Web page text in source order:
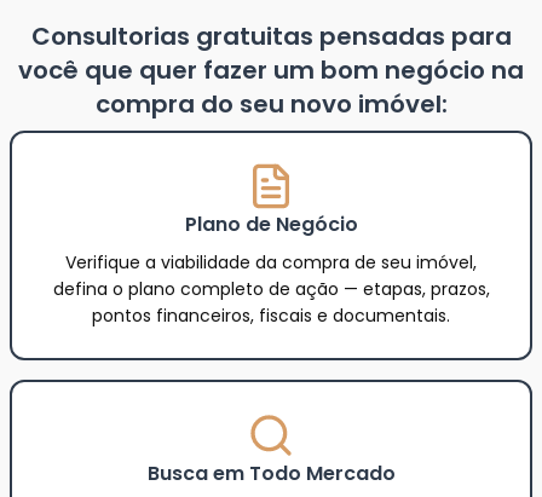
Consultorias gratuitas pensadas para
você que quer fazer um bom negócio na
compra do seu novo imóvel:
Plano de Negócio
Verifique a viabilidade da compra de seu imóvel,
defina o plano completo de ação — etapas, prazos,
pontos financeiros, fiscais e documentais.
Busca em Todo Mercado